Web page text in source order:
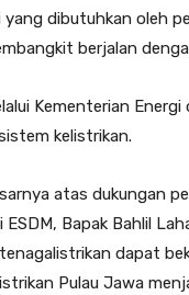
dibutuhkan oleh
berjalan
Kementerian Energi
kelistrikan.
atas dukungan
Bapak Bahlil
dapat
Pulau Jawa